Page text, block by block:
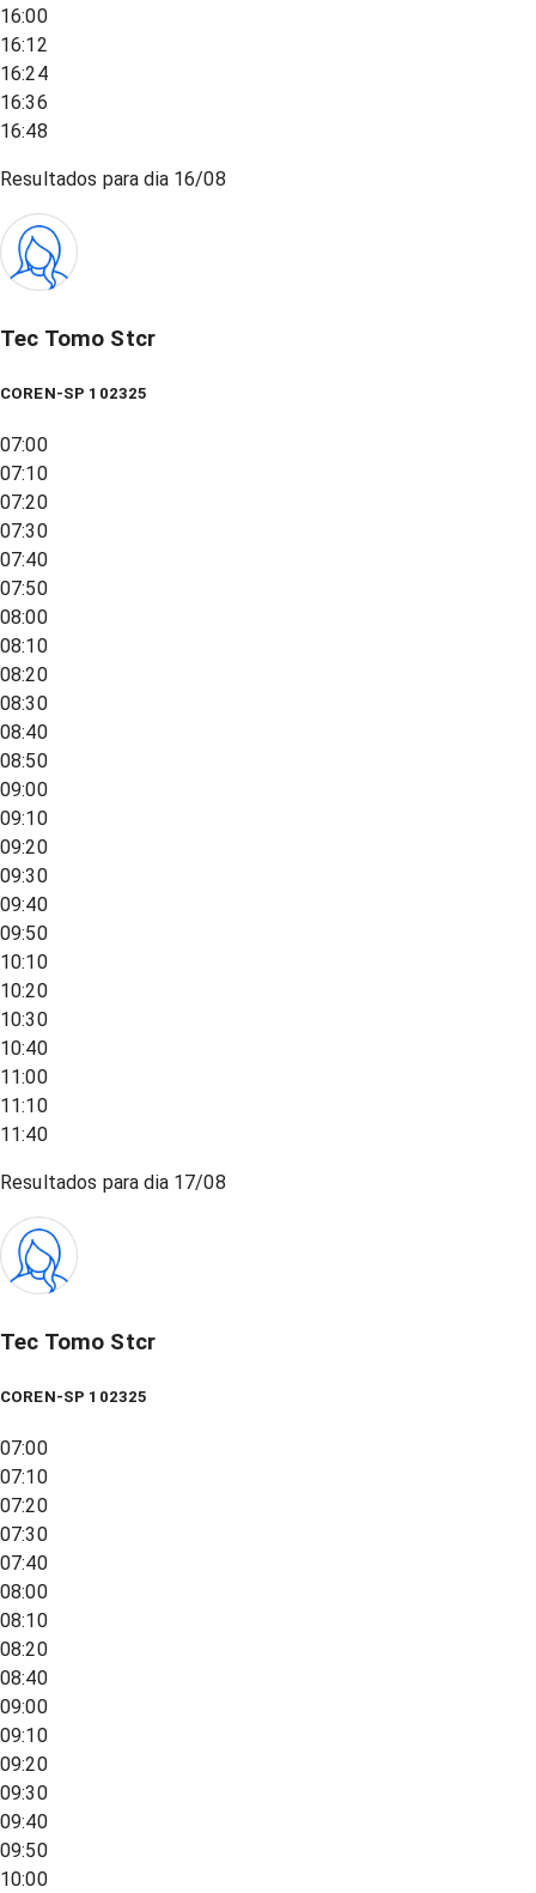
16:00
16:12
16:24
16:36
16:48
Resultados para dia 16/08
Tec Tomo Stcr
COREN-SP 102325
07:00
07:10
07:20
07:30
07:40
07:50
08:00
08:10
08:20
08:30
08:40
08:50
09:00
09:10
09:20
09:30
09:40
09:50
10:10
10:20
10:30
10:40
11:00
11:10
11:40
Resultados para dia 17/08
Tec Tomo Stcr
COREN-SP 102325
07:00
07:10
07:20
07:30
07:40
08:00
08:10
08:20
08:40
09:00
09:10
09:20
09:30
09:40
09:50
10:00